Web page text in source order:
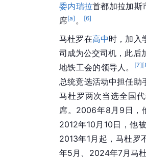
委内瑞拉首都加拉加斯
席[a] 。 [6]
马杜罗在高中时，加入
司成为公交司机，此后
地铁工会的领导人。
[7][
总统竞选活动中担任
马杜罗两次当选全国
席。2006年8月9日，
2012年10月10日，他
2013年1月起，马杜罗
年5月、2024年7月马